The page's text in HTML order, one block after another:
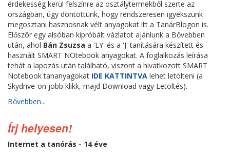
érdekesség kerül felszínre az osztálytermekből szerte az
országban, úgy döntöttünk, hogy rendszeresen igyekszünk
megosztani hasznosnak vélt anyagokat itt a TanárBlogon is.
Először egy alsóban kipróbált vázlatot ajánlunk a Bővebben
után, ahol Bán Zsuzsa a 'LY' és a 'J' tanítására készített és
használt SMART NOtebook anyagokat. A foglalkozás leírása
tehát a lapozás után található, viszont a hivatkozott SMART
Notebook tananyagokat IDE KATTINTVA lehet letölteni (a
Skydrive-on jobb klikk, majd Download vagy Letöltés).
Bővebben...
Írj helyesen!
Internet a tanórás - 14 éve